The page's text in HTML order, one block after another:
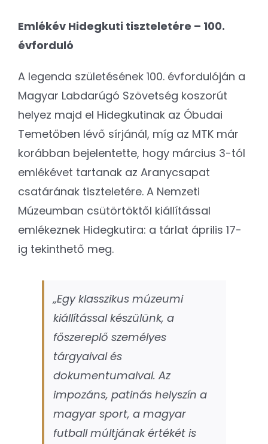
Emlékév Hidegkuti tiszteletére – 100.
évforduló
A legenda születésének 100. évfordulóján a
Magyar Labdarúgó Szövetség koszorút
helyez majd el Hidegkutinak az Óbudai
Temetőben lévő sírjánál, míg az MTK már
korábban bejelentette, hogy március 3-tól
emlékévet tartanak az Aranycsapat
csatárának tiszteletére. A Nemzeti
Múzeumban csütörtöktől kiállítással
emlékeznek Hidegkutira: a tárlat április 17-
ig tekinthető meg.
„Egy klasszikus múzeumi
kiállítással készülünk, a
főszereplő személyes
tárgyaival és
dokumentumaival. Az
impozáns, patinás helyszín a
magyar sport, a magyar
futball múltjának értékét is